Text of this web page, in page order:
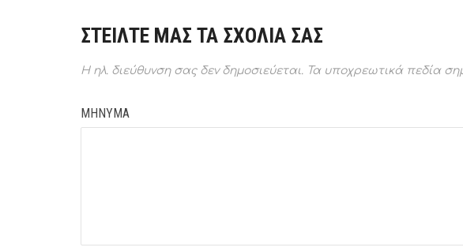
ΣΤΕΙΛΤΕ ΜΑΣ ΤΑ ΣΧΟΛΙΑ ΣΑΣ
Η ηλ. διεύθυνση σας δεν δημοσιεύεται. Τα υποχρεωτικά πεδία
ΜΗΝΥΜΑ